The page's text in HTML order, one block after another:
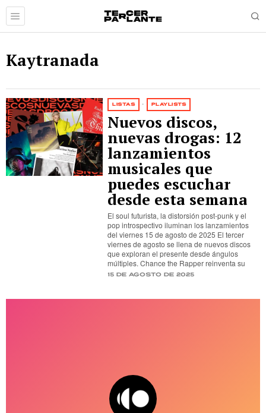
Kaytranada
LISTAS · PLAYLISTS
Nuevos discos,
nuevas drogas: 12
lanzamientos
musicales que
puedes escuchar
desde esta semana
El soul futurista, la distorsión post-punk y el
pop introspectivo iluminan los lanzamientos
del viernes 15 de agosto de 2025 El tercer
viernes de agosto se llena de nuevos discos
que exploran el presente desde ángulos
múltiples. Chance the Rapper reinventa su
15 de agosto de 2025